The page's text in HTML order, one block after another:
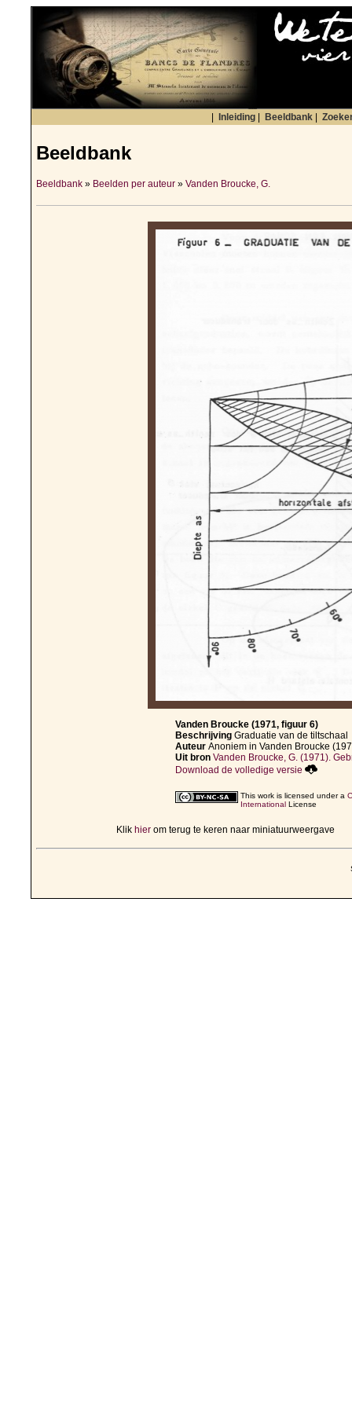
Inleiding Beeldbank
Beeldbank
Beeldbank » Beelden per auteur » Vanden Broucke, G.
Vanden Broucke (1971, figuur 6)
Beschrijving Graduatie van de tiltschaal
Auteur Anoniem in Vanden Broucke
Uit bron Vanden Broucke, G. (1971).
Download de volledige versie
This work is licensed under a
International License
Klik hier om terug te keren naar miniatuurweergave